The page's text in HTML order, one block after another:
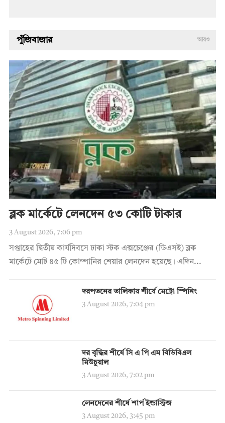
পুঁজিবাজার আরও
ব্লক মার্কেটে লেনদেন ৫৩ কোটি টাকার
3 August 2026, 7:06 pm
সপ্তাহের দ্বিতীয় কার্যদিবসে ঢাকা স্টক এক্সচেঞ্জের (ডিএসই) ব্লক
মার্কেটে মোট ৪৫ টি কোম্পানির শেয়ার লেনদেন হয়েছে। এদিন...
দরপতনের তালিকায় শীর্ষে মেট্রো স্পিনিং
3 August 2026, 7:04 pm
দর বৃদ্ধির শীর্ষে সি এ পি এম বিডিবিএল
মিউচুয়াল
3 August 2026, 7:02 pm
লেনদেনের শীর্ষে শার্প ইন্ডাস্ট্রিজ
3 August 2026, 3:45 pm